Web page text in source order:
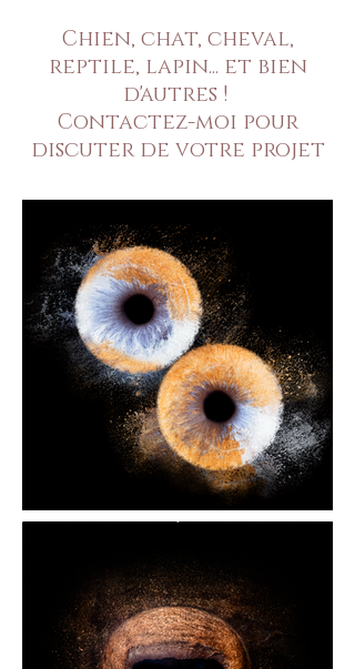
Chien, chat, cheval,
reptile, lapin... et bien
d'autres !
Contactez-moi pour
discuter de votre projet